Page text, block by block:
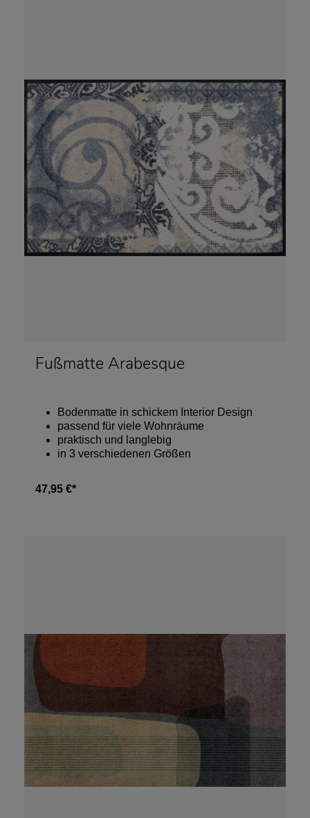
Fußmatte Arabesque
Bodenmatte in schickem Interior Design
passend für viele Wohnräume
praktisch und langlebig
in 3 verschiedenen Größen
47,95 €*